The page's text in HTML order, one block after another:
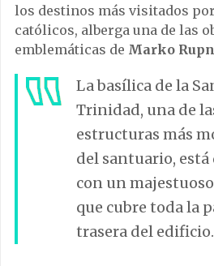
los destinos más visitados
católicos, alberga una de las
emblemáticas de Marko
La basílica de la
Trinidad, una de
estructuras más
del santuario, está
con un
que cubre toda la
trasera del edificio.